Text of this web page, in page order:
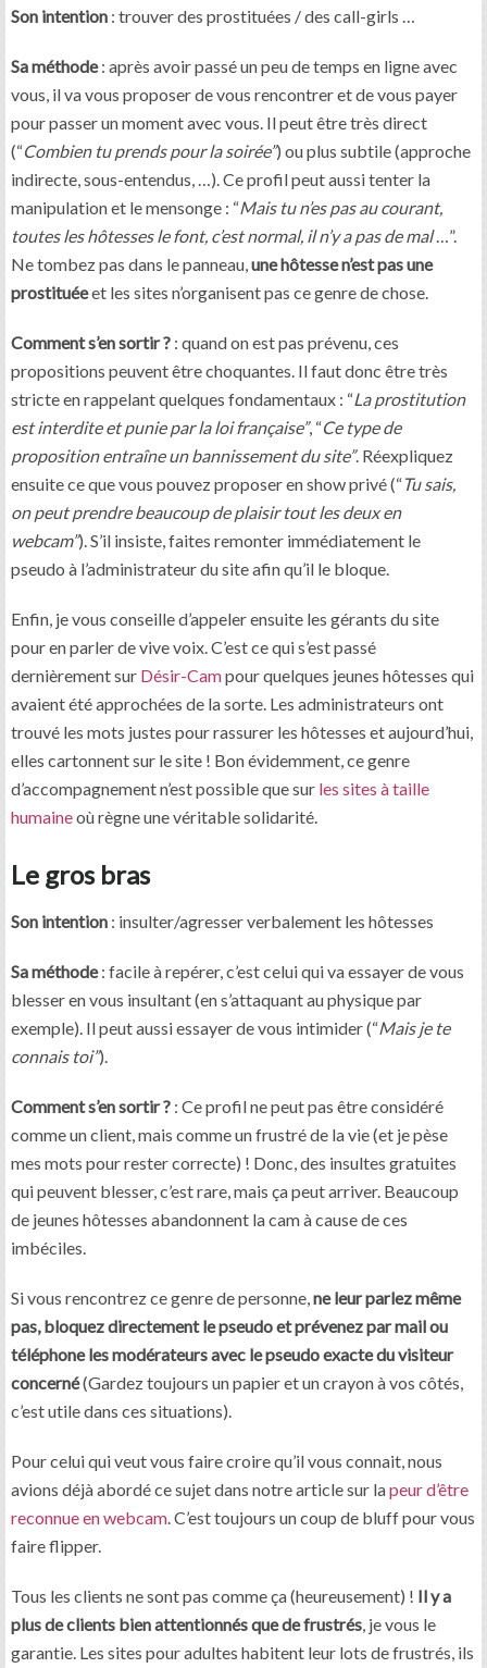
Son intention : trouver des prostituées / des call-girls …
Sa méthode: après avoir passé un peu de temps en ligne avec
vous, il va vous proposer de vous rencontrer et de vous payer
pour passer un moment avec vous. Il peut être très direct
(“Combien tu prends pour la soirée”) ou plus subtile (approche
indirecte, sous-entendus, …). Ce profil peut aussi tenter la
manipulation et le mensonge : “Mais tu n’es pas au courant,
toutes les hôtesses le font, c’est normal, il n’y a pas de mal…”.
Ne tombez pas dans le panneau, une hôtesse n’est pas une
prostituéeet les sites n’organisent pas ce genre de chose.
Comment s’en sortir ? : quand on est pas prévenu, ces
propositions peuvent être choquantes. Il faut donc être très
stricte en rappelant quelques fondamentaux : “La prostitution
est interdite et punie par la loi française”, “Ce type de
proposition entraîne un bannissement du site”. Réexpliquez
ensuite ce que vous pouvez proposer en show privé (“Tu sais,
on peut prendre beaucoup de plaisir tout les deux en
webcam”). S’il insiste, faites remonter immédiatement le
pseudo à l’administrateur du site afin qu’il le bloque.
Enfin, je vous conseille d’appeler ensuite les gérants du site
pour en parler de vive voix. C’est ce qui s’est passé
dernièrement sur Désir-Campour quelques jeunes hôtesses qui
avaient été approchées de la sorte. Les administrateurs ont
trouvé les mots justes pour rassurer les hôtesses et aujourd’hui,
elles cartonnent sur le site ! Bon évidemment, ce genre
d’accompagnement n’est possible que sur les sites à taille
humaineoù règne une véritable solidarité.
Le gros bras
Son intention : insulter/agresser verbalement les hôtesses
Sa méthode: facile à repérer, c’est celui qui va essayer de vous
blesser en vous insultant (en s’attaquant au physique par
exemple). Il peut aussi essayer de vous intimider (“Mais je te
connais toi”).
Comment s’en sortir ? : Ce profil ne peut pas être considéré
comme un client, mais comme un frustré de la vie (et je pèse
mes mots pour rester correcte) ! Donc, des insultes gratuites
qui peuvent blesser, c’est rare, mais ça peut arriver. Beaucoup
de jeunes hôtesses abandonnent la cam à cause de ces
imbéciles.
Si vous rencontrez ce genre de personne, ne leur parlez même
pas, bloquez directement le pseudo et prévenez par mail ou
téléphone les modérateurs avec le pseudo exacte du visiteur
concerné(Gardez toujours un papier et un crayon à vos côtés,
c’est utile dans ces situations).
Pour celui qui veut vous faire croire qu’il vous connait, nous
avions déjà abordé ce sujet dans notre article sur lapeur d’être
reconnue en webcam . C’est toujours un coup de bluff pour vous
faire flipper.
Tous les clients ne sont pas comme ça (heureusement) ! Il y a
plus de clients bien attentionnés que de frustrés , je vous le
garantie. Les sites pour adultes habitent leur lots de frustrés, ils